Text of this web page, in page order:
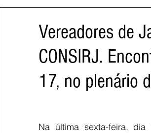
Vereadores de
CONSIRJ.
17, no plenário
Na última sexta-feira,